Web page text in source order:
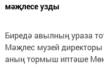
мәҗлесе узды
Биредә авылның ураза
Мәҗлес музей
аның тормыш иптәше